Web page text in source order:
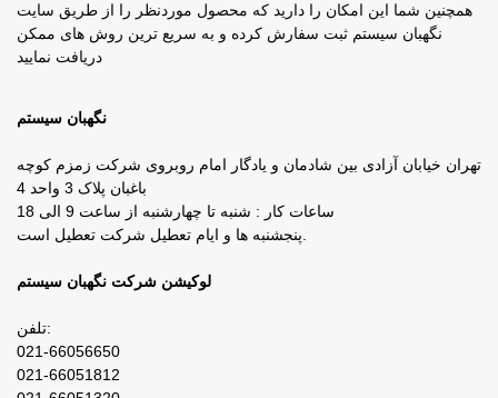
همچنین شما این امکان را دارید که محصول موردنظر را از طریق سایت
نگهبان سیستم ثبت سفارش کرده و به سریع ترین روش های ممکن
دریافت نمایید
نگهبان سیستم
تهران خیابان آزادی بین شادمان و یادگار امام روبروی شرکت زمزم کوچه
باغبان پلاک 3 واحد 4
لوکیشن شرکت نگهبان سیستم
تلفن:
021-66056650
021-66051812